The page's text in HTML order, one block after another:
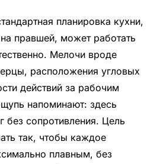
планировка кухни,
правшей, может работать
Мелочи вроде
расположения угловых
действий за рабочим
напоминают: здесь
без сопротивления. Цель
так, чтобы каждое
плавным, без